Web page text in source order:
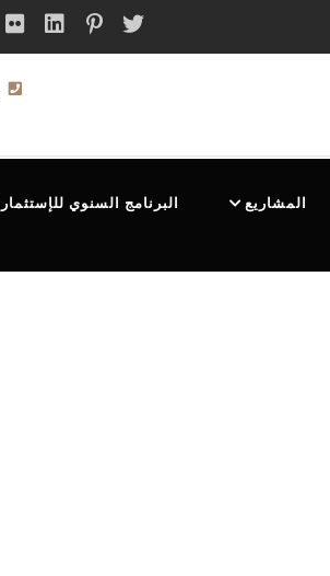
المشاريع البرنامج السنوي للإستثمار